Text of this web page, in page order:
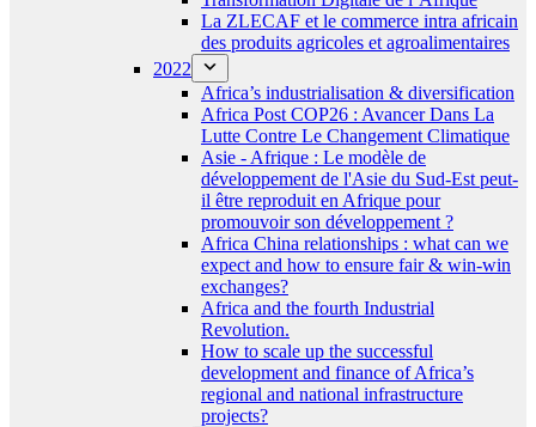
La ZLECAF et le commerce intra africain
des produits agricoles et agroalimentaires
2022
Africa’s industrialisation & diversification
Africa Post COP26 : Avancer Dans La
Lutte Contre Le Changement Climatique
Asie - Afrique : Le modèle de
développement de l'Asie du Sud-Est peut-
il être reproduit en Afrique pour
promouvoir son développement ?
Africa China relationships : what can we
expect and how to ensure fair & win-win
exchanges?
Africa and the fourth Industrial
Revolution.
How to scale up the successful
development and finance of Africa’s
regional and national infrastructure
projects?